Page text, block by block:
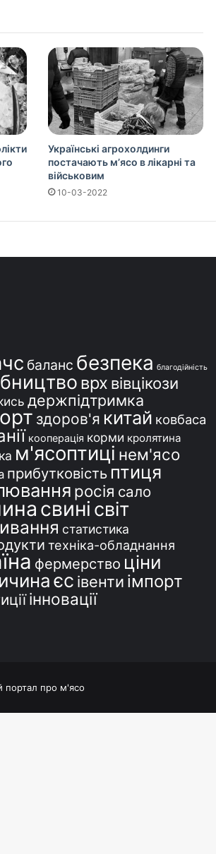
Українські агрохолдинги
постачають м’ясо в лікарні та
військовим
10-03-2022
баланс безпека благодійність
врх вівцікози
держпідтримка
здоров'я китай ковбаса
кооперація корми кролятина
м'ясоптиці нем'ясо
прибутковість птиця
росія сало
свині світ
статистика
техніка-обладнання
фермерство ціни
єс івенти імпорт
інновації
портал про м'ясо